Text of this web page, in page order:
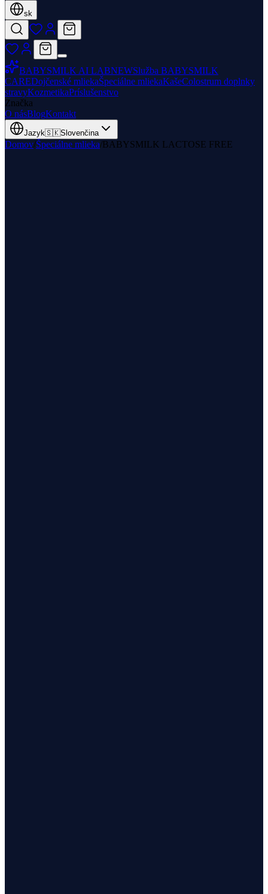
sk
BABYSMILK AI LABNEWSlužba BABYSMILK
CAREDojčenské mliekaŠpeciálne mliekaKašeColostrum doplnky
stravyKozmetikaPríslušenstvo
Značka
O násBlogKontakt
Jazyk🇸🇰Slovenčina
Domov/Špeciálne mlieka/BABYSMILK LACTOSE FREE